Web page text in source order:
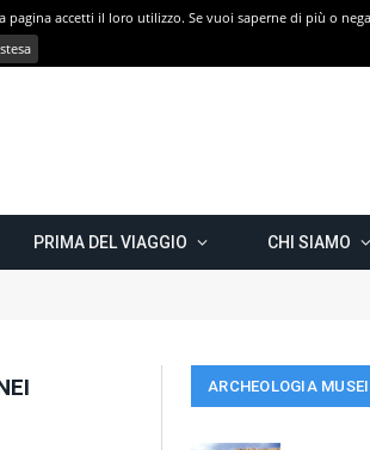
PRIMA DEL VIAGGIO CHI SIAMO
ARCHEOLOGIA
accetti il loro utilizzo. Se vuoi saperne di più o